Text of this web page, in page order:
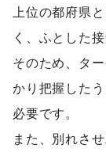
上位の都府県
く、ふとした
そのため、タ
かり把握した
必要です。
また、別れさ